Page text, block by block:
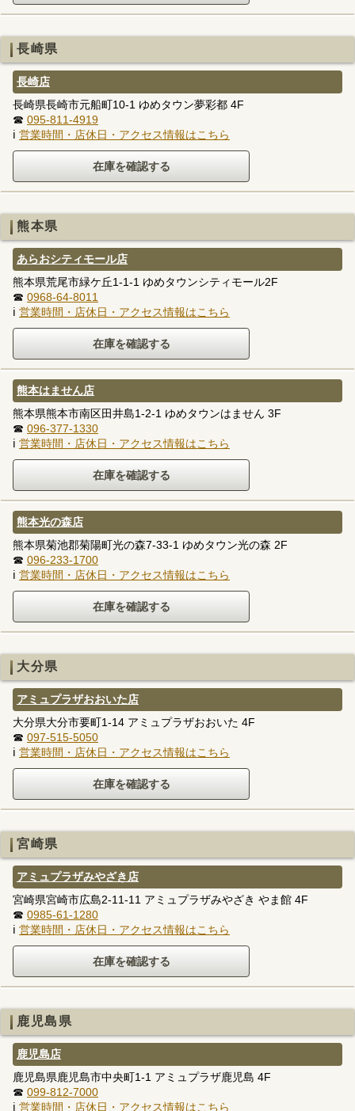
長崎県
長崎店
長崎県長崎市元船町10-1 ゆめタウン夢彩都 4F
☎ 095-811-4919
ℹ 営業時間・店休日・アクセス情報はこちら
熊本県
あらおシティモール店
熊本県荒尾市緑ケ丘1-1-1 ゆめタウンシティモール2F
☎ 0968-64-8011
ℹ 営業時間・店休日・アクセス情報はこちら
熊本はません店
熊本県熊本市南区田井島1-2-1 ゆめタウンはません 3F
☎ 096-377-1330
ℹ 営業時間・店休日・アクセス情報はこちら
熊本光の森店
熊本県菊池郡菊陽町光の森7-33-1 ゆめタウン光の森 2F
☎ 096-233-1700
ℹ 営業時間・店休日・アクセス情報はこちら
大分県
アミュプラザおおいた店
大分県大分市要町1-14 アミュプラザおおいた 4F
☎ 097-515-5050
ℹ 営業時間・店休日・アクセス情報はこちら
宮崎県
アミュプラザみやざき店
宮崎県宮崎市広島2-11-11 アミュプラザみやざき やま館 4F
☎ 0985-61-1280
ℹ 営業時間・店休日・アクセス情報はこちら
鹿児島県
鹿児島店
鹿児島県鹿児島市中央町1-1 アミュプラザ鹿児島 4F
☎ 099-812-7000
ℹ 営業時間・店休日・アクセス情報はこちら